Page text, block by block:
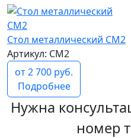
Стол металлический СМ2
Артикул: СМ2
от 2 700 руб.
Подробнее
Нужна
номер